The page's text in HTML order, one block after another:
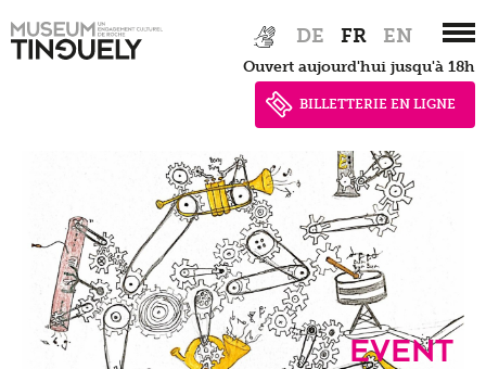
Hauptnavigation
to
DE FR EN
Ouvert aujourd'hui jusqu'à 18h
BILLETTERIE EN LIGNE
Règlement de Visite
Expositions
Archives des expositions
Évènements
Event